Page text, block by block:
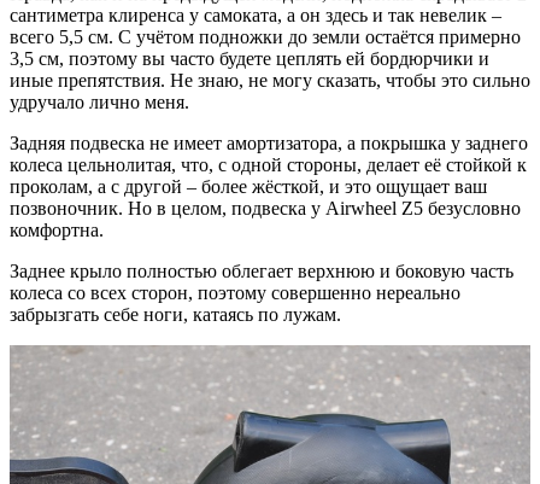
сантиметра клиренса у самоката, а он здесь и так невелик –
всего 5,5 см. С учётом подножки до земли остаётся примерно
3,5 см, поэтому вы часто будете цеплять ей бордюрчики и
иные препятствия. Не знаю, не могу сказать, чтобы это сильно
удручало лично меня.
Задняя подвеска не имеет амортизатора, а покрышка у заднего
колеса цельнолитая, что, с одной стороны, делает её стойкой к
проколам, а с другой – более жёсткой, и это ощущает ваш
позвоночник. Но в целом, подвеска у Airwheel Z5 безусловно
комфортна.
Заднее крыло полностью облегает верхнюю и боковую часть
колеса со всех сторон, поэтому совершенно нереально
забрызгать себе ноги, катаясь по лужам.